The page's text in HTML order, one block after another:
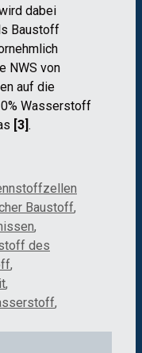
dabei
Baustoff
NWS von
auf die
Wasserstoff
[3] .
Baustoff,
,
des
,
,
,